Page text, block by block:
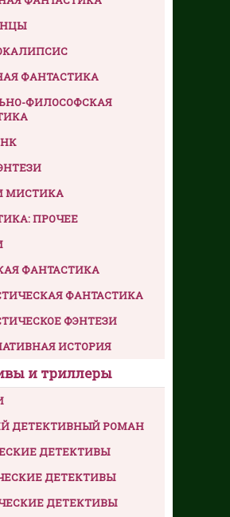
ФАНТАСТИКА
ФИЛОСОФСКАЯ
МИСТИКА
ПРОЧЕЕ
ФАНТАСТИКА
ФАНТАСТИКА
ФЭНТЕЗИ
ИСТОРИЯ
и триллеры
ДЕТЕКТИВНЫЙ РОМАН
ДЕТЕКТИВЫ
ДЕТЕКТИВЫ
ДЕТЕКТИВЫ